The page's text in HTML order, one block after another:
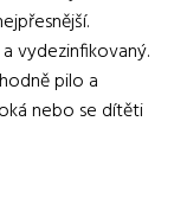
vydezinfikovaný.
pilo a
nebo se dítěti